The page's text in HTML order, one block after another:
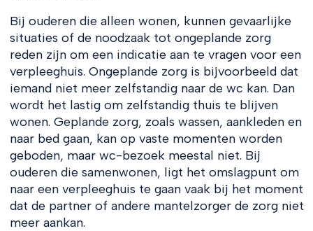
Bij ouderen die alleen wonen, kunnen gevaarlijke
situaties of de noodzaak tot ongeplande zorg
reden zijn om een indicatie aan te vragen voor een
verpleeghuis. Ongeplande zorg is bijvoorbeeld dat
iemand niet meer zelfstandig naar de wc kan. Dan
wordt het lastig om zelfstandig thuis te blijven
wonen. Geplande zorg, zoals wassen, aankleden en
naar bed gaan, kan op vaste momenten worden
geboden, maar wc-bezoek meestal niet. Bij
ouderen die samenwonen, ligt het omslagpunt om
naar een verpleeghuis te gaan vaak bij het moment
dat de partner of andere mantelzorger de zorg niet
meer aankan.